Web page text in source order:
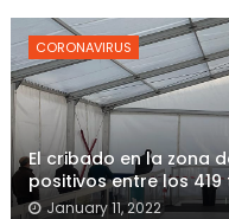
CORONAVIRUS
El cribado en la zona
positivos entre los
January 11, 2022